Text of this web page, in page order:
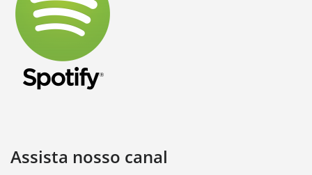
Assista nosso canal